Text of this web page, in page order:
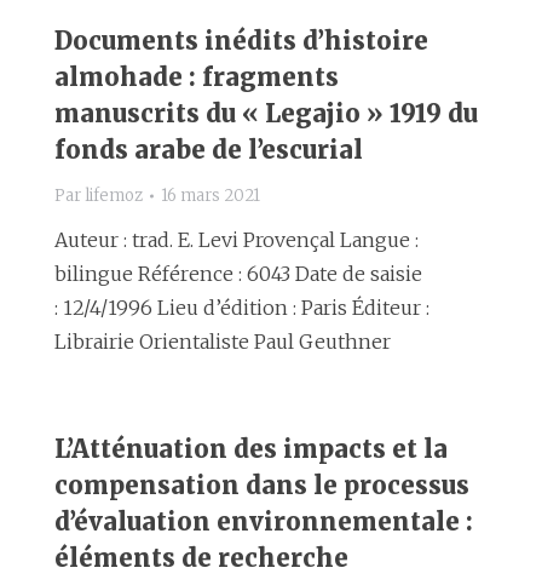
Documents inédits d’histoire
almohade : fragments
manuscrits du « Legajio » 1919 du
fonds arabe de l’escurial
Par lifemoz 16 mars 2021
Auteur : trad. E. Levi Provençal Langue :
bilingue Référence : 6043 Date de saisie
: 12/4/1996 Lieu d’édition : Paris Éditeur :
Librairie Orientaliste Paul Geuthner
L’Atténuation des impacts et la
compensation dans le processus
d’évaluation environnementale :
éléments de recherche